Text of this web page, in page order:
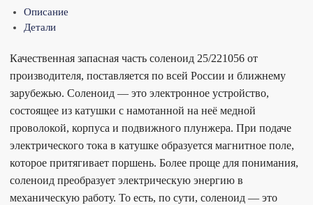
Описание
Детали
Качественная запасная часть соленоид 25/221056 от
производителя, поставляется по всей России и ближнему
зарубежью. Соленоид — это электронное устройство,
состоящее из катушки с намотанной на неё медной
проволокой, корпуса и подвижного плунжера. При подаче
электрического тока в катушке образуется магнитное поле,
которое притягивает поршень. Более проще для понимания,
соленоид преобразует электрическую энергию в
механическую работу. То есть, по сути, соленоид — это